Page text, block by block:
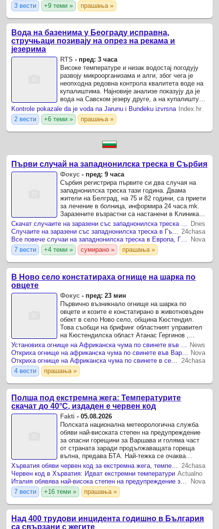
3 вести
+9 теми » прашања »
Вода на базенима у Београду исправна,
стручњаци позивају на опрез на рекама и
језерима
RTS - пред: 3 часа
Високе температуре и низак водостај погодују
развоју микроорганизама и алги, због чега је
неопходна редовна контрола квалитета воде на
купалиштима. Најновије анализе показују да је
вода на Савском језеру друге, а на купалишту
Лидо треће класе квалитета, док су сви
контролисани ...
Kontrole pokazale da je voda na Jarunu i Bundeku izvrsna
Index.hr
2 вести
+6 теми » прашања »
Първи случай на западнонилска треска в Сърбия
Фокус - пред: 9 часа
Сърбия регистрира първите си два случая на
западнонилска треска тази година. Двама
жители на Белград, на 75 и 82 години, са приети
за лечение в болница, информира 24 часа.mk.
Заразените възрастни са настанени в Клиниката
по инфекциозни и тропически болести в
Белград.
Скачат случаите на заразени със западнонилска треска в Гърция
Dnes
Случаите на заразени със западнонилска треска в Гърция се увеличават 24chasa
Все повече случаи на западнонилска треска в Европа, Гърция е сред най-засегнатите страни
Nova
7 вести
+4 теми » сумирано » прашања »
В Ново село констатираха огнище на шарка по
овцете
Фокус - пред: 23 мин
Първично възникнало огнище на шарка по
овцете и козите е констатирано в животновъден
обект в село Ново село, община Кюстендил.
Това съобщи на брифинг областният управител
на Кюстендилска област Атанас Гергинов ,
предаде репортер на ФОКУС .
News
Nova
24chasa
4 вести
прашања »
Полша под екстремна жега: Температурите
скачат до 40°C, издаден е червен код
Fakti -05.08.2026
Полската национална метеорологична служба
обяви най-високата степен на предупреждение
за опасни горещини за Варшава и голяма част
от страната заради продължаващата гореща
вълна, предава БТА. Най-тежка се очаква
ситуацията в югоизточните райони, където
температурите могат да ...
24chasa
Червен код в Хърватия: Идват екстремни температури Actualno
Nova
7 вести
+16 теми » прашања »
Над 400 трудови инцидента годишно в България
са свързани с жегите